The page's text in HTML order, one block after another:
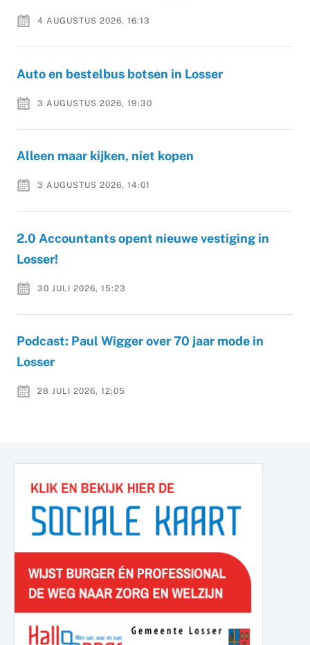
4 AUGUSTUS 2026, 16:13
Auto en bestelbus botsen in Losser
3 AUGUSTUS 2026, 19:30
Alleen maar kijken, niet kopen
3 AUGUSTUS 2026, 14:01
2.0 Accountants opent nieuwe vestiging in
Losser!
30 JULI 2026, 15:23
Podcast: Paul Wigger over 70 jaar mode in
Losser
28 JULI 2026, 12:05